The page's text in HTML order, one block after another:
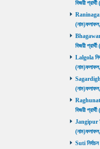
বিজয়ী
Raninagar
বিজয়ী
Lalgola
Sagardighi
বিজয়ী
Jangipur
Suti